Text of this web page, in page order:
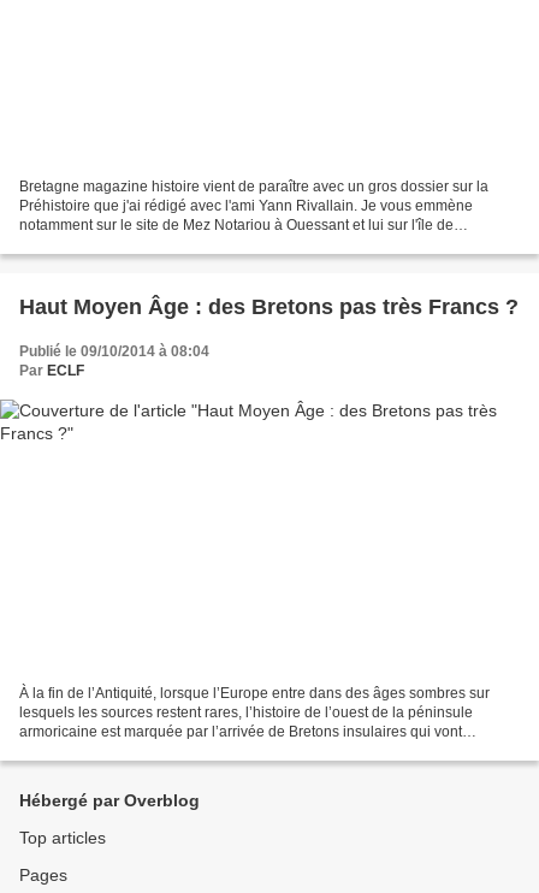
Bretagne magazine histoire vient de paraître avec un gros dossier sur la
Préhistoire que j'ai rédigé avec l'ami Yann Rivallain. Je vous emmène
notamment sur le site de Mez Notariou à Ouessant et lui sur l'île de
Haut Moyen Âge : des Bretons pas très Francs ?
Publié le 09/10/2014 à 08:04
Par ECLF
À la fin de l’Antiquité, lorsque l’Europe entre dans des âges sombres sur
lesquels les sources restent rares, l’histoire de l’ouest de la péninsule
armoricaine est marquée par l’arrivée de Bretons insulaires qui vont
Hébergé par Overblog
Top articles
Pages